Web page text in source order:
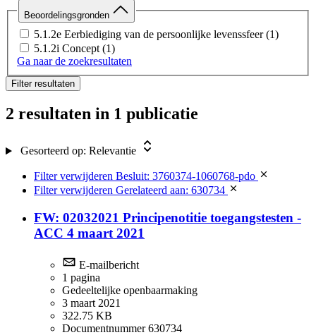
Beoordelingsgronden
5.1.2e Eerbiediging van de persoonlijke levenssfeer (1)
5.1.2i Concept (1)
Ga naar de zoekresultaten
Filter resultaten
2 resultaten in 1 publicatie
Gesorteerd op: Relevantie
Filter verwijderen Besluit: 3760374-1060768-pdo
Filter verwijderen Gerelateerd aan: 630734
FW: 02032021 Principenotitie toegangstesten -
ACC 4 maart 2021
E-mailbericht
1 pagina
Gedeeltelijke openbaarmaking
3 maart 2021
322.75 KB
Documentnummer 630734